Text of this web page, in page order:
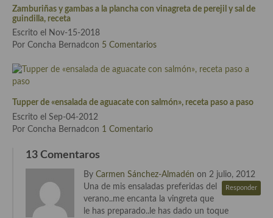
Cocina Castellana
Cocina Castilla – La Mancha
Cocina Catalana
Cocina Extremeña
Cocina Madrileña
Cocina Murciana
Zamburiñas y gambas a la plancha con vinagreta de perejil y sal de
guindilla, receta
Escrito el Nov-15-2018
Por Concha Bernadcon 5 Comentarios
Tupper de «ensalada de aguacate con salmón», receta paso a paso
Escrito el Sep-04-2012
Por Concha Bernadcon 1 Comentario
13 Comentaros
By Carmen Sánchez-Almadén on 2 julio, 2012
Responder
Una de mis ensaladas preferidas del
verano..me encanta la vingreta que
le has preparado..le has dado un toque